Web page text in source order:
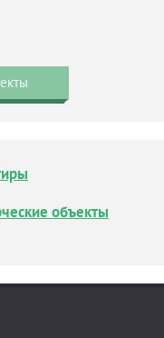
объекты